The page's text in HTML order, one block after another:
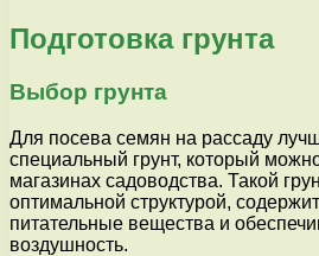
Подготовка грунта
Выбор грунта
Для посева семян на рассаду
специальный грунт, который
магазинах садоводства. Такой
оптимальной структурой,
питательные вещества и
воздушность.